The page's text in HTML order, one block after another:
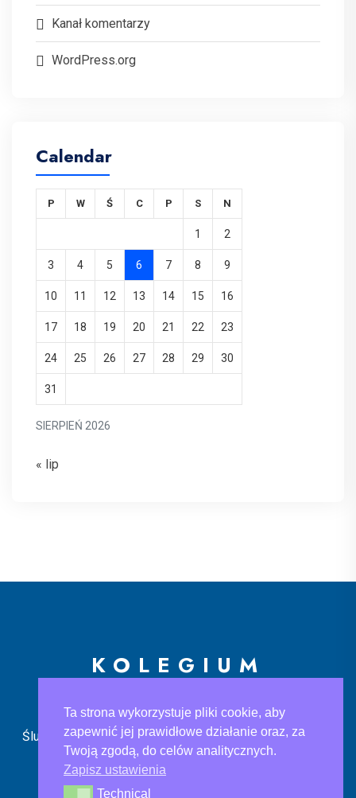
Kanał komentarzy
WordPress.org
Calendar
SIERPIEŃ 2026
P W Ś C P S N
1 2
3 4 5 6 7 8 9
10 11 12 13 14 15 16
17 18 19 20 21 22 23
24 25 26 27 28 29 30
31
« lip
KOLEGIUM
Ślusarska 9, 30-710 Kraków sekretariat@ke.edu.pl
733 883 121
Ta strona wykorzystuje pliki cookie, aby
zapewnić jej prawidłowe działanie oraz, za
Twoją zgodą, do celów analitycznych.
Zapisz ustawienia
TechnicalTechnical